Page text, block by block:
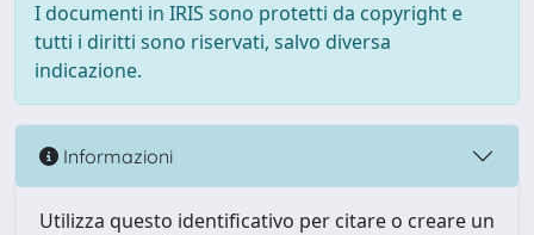
I documenti in IRIS sono protetti da copyright e
tutti i diritti sono riservati, salvo diversa
indicazione.
Informazioni
Utilizza questo identificativo per citare o creare un